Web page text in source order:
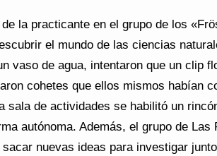
la practicante en el grupo de los
el mundo de las ciencias
vaso de agua, intentaron que un clip
cohetes que ellos mismos habían
sala de actividades se habilitó un
autónoma. Además, el grupo de Las
nuevas ideas para investigar